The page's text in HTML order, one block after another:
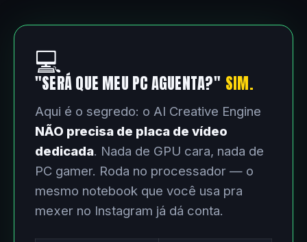
💻
"SERÁ QUE MEU PC AGUENTA?" SIM.
Aqui é o segredo: o AI Creative Engine
NÃO precisa de placa de vídeo
dedicada. Nada de GPU cara, nada de
PC gamer. Roda no processador — o
mesmo notebook que você usa pra
mexer no Instagram já dá conta.